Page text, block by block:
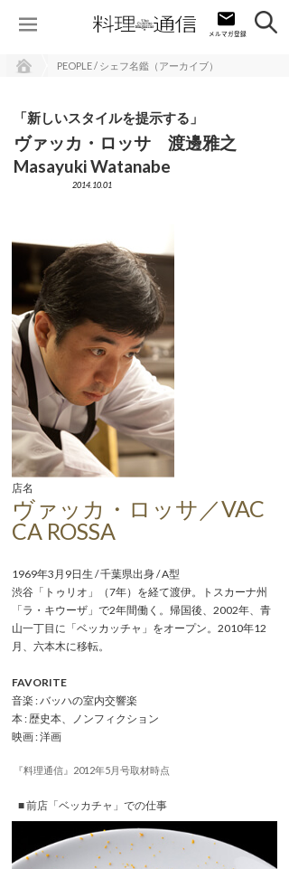
PEOPLE / シェフ名鑑（アーカイブ）
「新しいスタイルを提示する」
ヴァッカ・ロッサ 渡邊雅之
Masayuki Watanabe
2014.10.01
店名
ヴァッカ・ロッサ／VAC
CA ROSSA
1969年3月9日生 / 千葉県出身 / A型
渋谷「トゥリオ」（7年）を経て渡伊。トスカーナ州
「ラ・キウーザ」で2年間働く。帰国後、2002年、青
山一丁目に「ベッカッチャ」をオープン。2010年12
月、六本木に移転。
FAVORITE
音楽 : バッハの室内交響楽
本 : 歴史本、ノンフィクション
映画 : 洋画
『料理通信』2012年5月号取材時点
■ 前店「ベッカチャ」での仕事